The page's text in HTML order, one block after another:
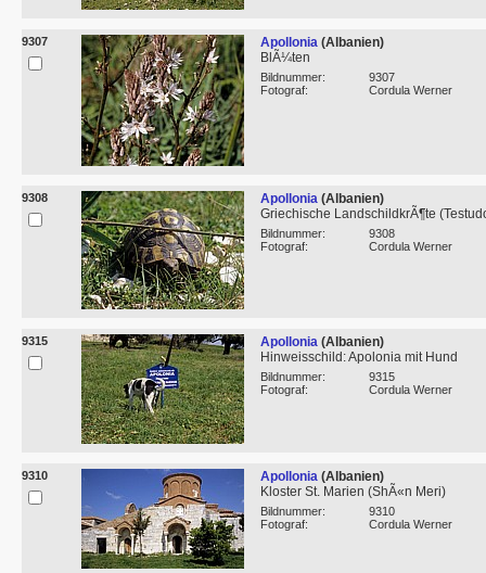
9307 Apollonia (Albanien)
BlÃ¼ten
Bildnummer:
9307
Fotograf:
Cordula Werner
9308 Apollonia (Albanien)
Griechische LandschildkrÃ¶te
Bildnummer:
9308
Fotograf:
Cordula Werner
9315 Apollonia (Albanien)
Hinweisschild: Apolonia mit Hund
Bildnummer:
9315
Fotograf:
Cordula Werner
9310 Apollonia (Albanien)
Kloster St. Marien (ShÃ«n Meri)
Bildnummer:
9310
Fotograf:
Cordula Werner